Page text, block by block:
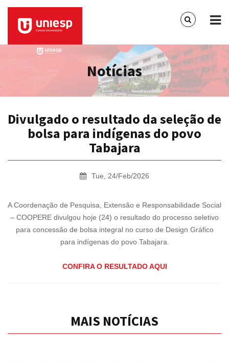
Notícias
Divulgado o resultado da seleção de
bolsa para indígenas do povo
Tabajara
Tue, 24/Feb/2026
A Coordenação de Pesquisa, Extensão e Responsabilidade Social
– COOPERE divulgou hoje (24) o resultado do processo seletivo
para concessão de bolsa integral no curso de Design Gráfico
para indígenas do povo Tabajara.
CONFIRA O RESULTADO AQUI
MAIS NOTÍCIAS